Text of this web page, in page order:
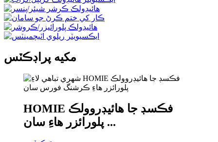
مکيه پراڊڪٽس
HOMIE فڪسڊ جا هائيڊروولڪ
پلورائزر هاءِ سان ...